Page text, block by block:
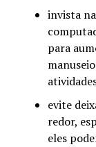
invista
para
evite
redor,
eles